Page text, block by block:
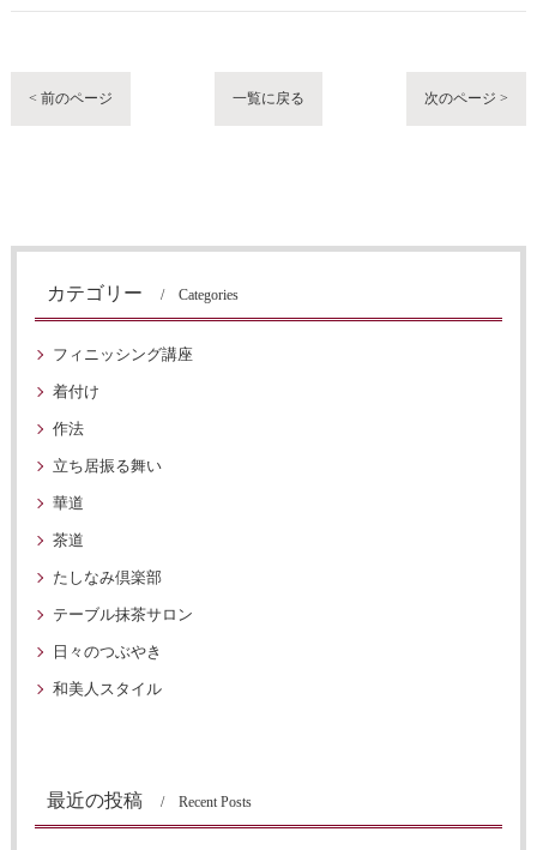
< 前のページ 一覧に戻る 次のページ >
カテゴリー Categories
フィニッシング講座
着付け
作法
立ち居振る舞い
華道
茶道
たしなみ倶楽部
テーブル抹茶サロン
日々のつぶやき
和美人スタイル
最近の投稿 Recent Posts